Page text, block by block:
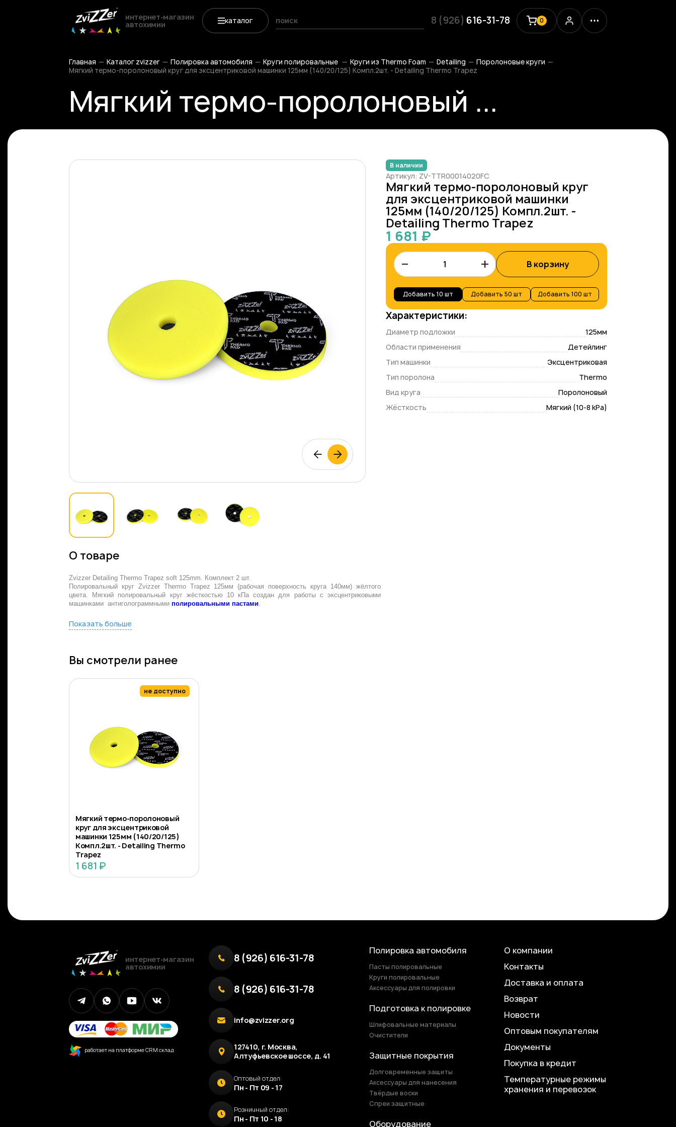
интернет-магазин
автохимии каталог 8 (926) 616-31-78 0
Главная Каталог zvizzer Полировка автомобиля Круги полировальные Круги из Thermo Foam Detailing
Поролоновые круги
Мягкий термо-поролоновый круг для эксцентриковой машинки 125мм (140/20/125) Компл.2шт. - Detailing Thermo Trapez
Мягкий термо-поролоновый ...
В наличии
Артикул: ZV-TTR00014020FC
Мягкий термо-поролоновый круг
для эксцентриковой машинки
125мм (140/20/125) Компл.2шт. -
Detailing Thermo Trapez
1 681 ₽
– + В корзину
Добавить 10 шт Добавить 50 шт Добавить 100 шт
Характеристики:
Диаметр подложки
125мм
Области применения
Детейлинг
Тип машинки
Эксцентриковая
Тип поролона
Thermo
Вид круга
Поролоновый
Жёсткость
Мягкий (10-8 kPa)
О товаре
Zvizzer Detailing Thermo Trapez soft 125mm. Комплект 2 шт.
Полировальный круг Zvizzer Thermo Trapez 125мм (рабочая поверхность круга 140мм) жёлтого
цвета. Мягкий полировальный круг жёсткостью 10 кПа создан для работы с эксцентриковыми
машинками антиголограммными полировальными пастами.
Показать больше
Вы смотрели ранее
не доступно
Мягкий термо-поролоновый
круг для эксцентриковой
машинки 125мм (140/20/125)
Компл.2шт. - Detailing Thermo
Trapez
1 681 ₽
интернет-магазин
автохимии
работает на платформе CRM склад
8 (926) 616-31-78
8 (926) 616-31-78
info@zvizzer.org
127410, г. Москва,
Алтуфьевское шоссе, д. 41
Оптовый отдел:
Пн - Пт 09 - 17
Розничный отдел:
Пн - Пт 10 - 18
Полировка автомобиля
Пасты полировальные
Круги полировальные
Аксессуары для полировки
Подготовка к полировке
Шлифовальные материалы
Очистители
Защитные покрытия
Долговременные защиты
Аксессуары для нанесения
Твёрдые воски
Спреи защитные
Оборудование
О компании
Контакты
Доставка и оплата
Возврат
Новости
Оптовым покупателям
Документы
Покупка в кредит
Температурные режимы
хранения и перевозок